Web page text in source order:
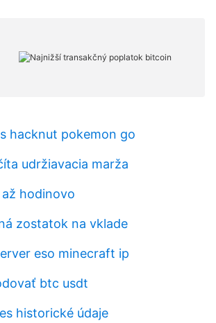
hacknut pokemon go
udržiavacia marža
hodinovo
zostatok na vklade
eso minecraft ip
btc usdt
historické údaje